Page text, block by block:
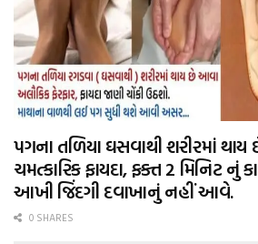
પગના તળિયા ઘસવાથી શરીરમાં
ચમત્કારિક ફાયદા, ફક્ત 2 મિનિટ નું
આખી જિંદગી દવાખાનું નહીં આવે.
0 SHARES